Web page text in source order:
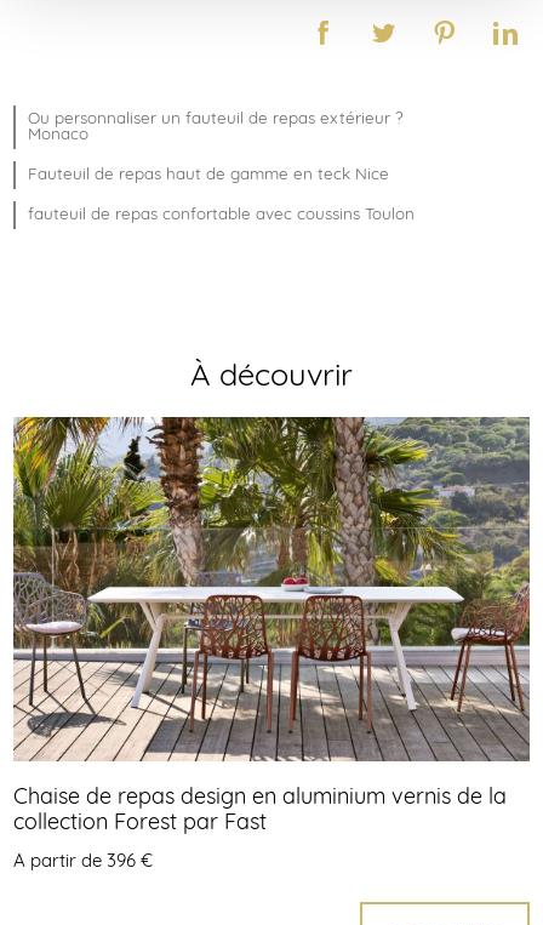
Ou personnaliser un fauteuil de repas extérieur ?
Monaco
Fauteuil de repas haut de gamme en teck Nice
fauteuil de repas confortable avec coussins Toulon
À découvrir
Chaise de repas design en aluminium vernis de la
collection Forest par Fast
A partir de 396 €